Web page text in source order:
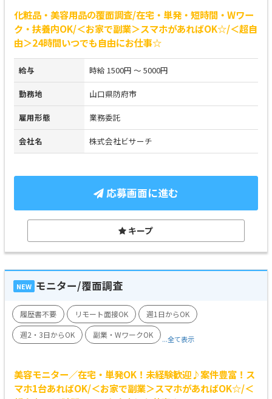
化粧品・美容用品の覆面調査/在宅・単発・短時間・Wワー
ク・扶養内OK/＜お家で副業＞スマホがあればOK☆/＜超自
由＞24時間いつでも自由にお仕事☆
給与 時給 1500円 ～ 5000円
勤務地 山口県防府市
雇用形態 業務委託
会社名 株式会社ビサーチ
応募画面に進む
キープ
NEW モニター/覆面調査
履歴書不要 リモート面接OK
週1日からOK
週2・3日からOK
副業・WワークOK ...全て表示
美容モニター／在宅・単発OK！未経験歓迎♪案件豊富！ス
マホ1台あればOK/＜お家で副業＞スマホがあればOK☆/＜